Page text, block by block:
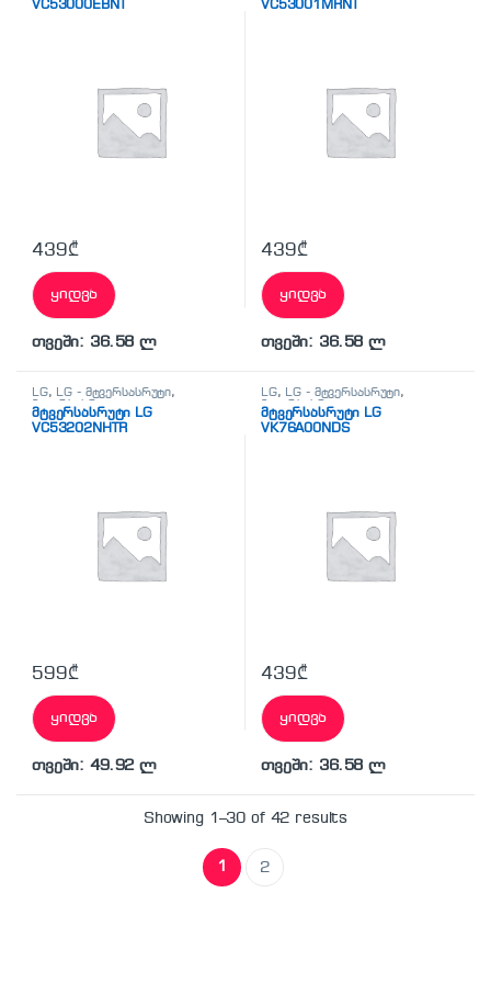
VC53000EBNT
439₾
ყიდვა
თვეში: 36.58 ლ
VC53001MRNT
439₾
ყიდვა
თვეში: 36.58 ლ
LG, LG - მტვერსასრუტი,
მტვერსასრუტი
მტვერსასრუტი LG
VC53202NHTR
599₾
ყიდვა
თვეში: 49.92 ლ
LG, LG - მტვერსასრუტი,
მტვერსასრუტი
მტვერსასრუტი LG
VK76A00NDS
439₾
ყიდვა
თვეში: 36.58 ლ
Showing 1–30 of 42 results
1 2